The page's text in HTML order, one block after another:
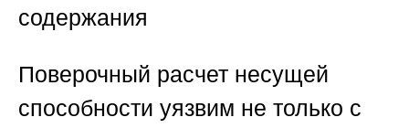
содержания
Поверочный расчет несущей
способности уязвим не только с